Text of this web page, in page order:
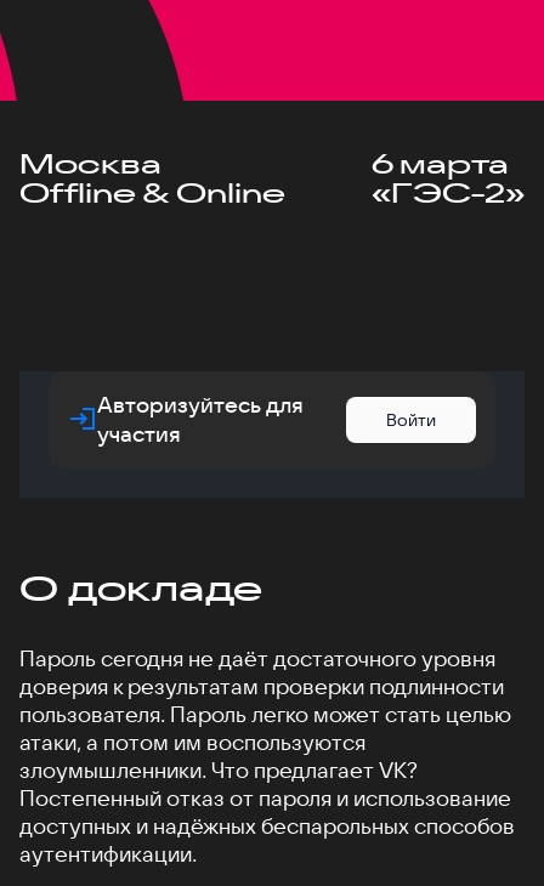
Москва
Offline & Online
6 марта
«ГЭС-2»
Авторизуйтесь для
участия
Войти
О докладе
Пароль сегодня не даёт достаточного уровня
доверия к результатам проверки подлинности
пользователя. Пароль легко может стать целью
атаки, а потом им воспользуются
злоумышленники. Что предлагает VK?
Постепенный отказ от пароля и использование
доступных и надёжных беспарольных способов
аутентификации.